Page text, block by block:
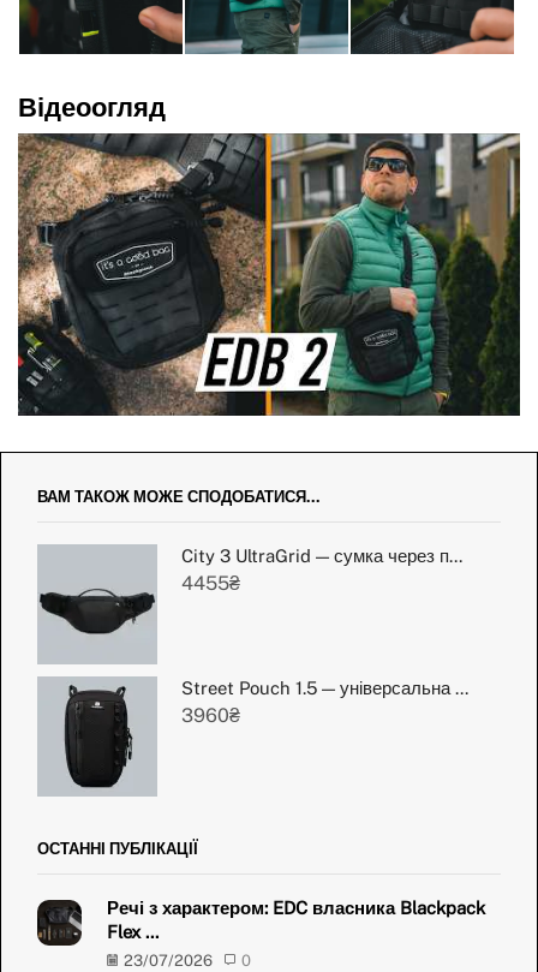
Відеоогляд
ВАМ ТАКОЖ МОЖЕ СПОДОБАТИСЯ...
City 3 UltraGrid — сумка через плече
4455₴
Street Pouch 1.5 — універсальна міська сумка
3960₴
ОСТАННІ ПУБЛІКАЦІЇ
Речі з характером: EDC власника Blackpack
Flex ...
23/07/2026 0